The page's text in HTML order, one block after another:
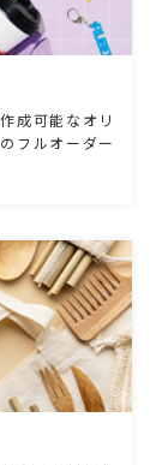
成可能なオリ
フルオーダー